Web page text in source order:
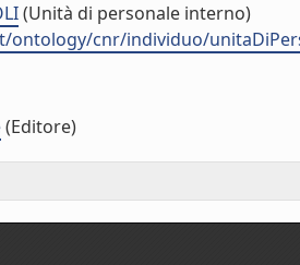
(Unità di personale interno)
ontology/cnr/individuo/
(Editore)